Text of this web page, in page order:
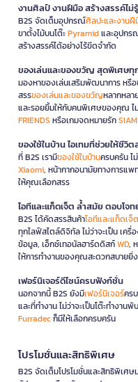
งานศิลป์ งานฝีมือ สร้างสรรค์ไม่
B2S จัดเต็มอุปกรณ์ศิลปะและงานฝี
ขาตั้งไม้บนโต๊ะPyramidและอุปกร
สร้างสรรค์ได้อย่างไร้ขีดจำกัด
ของเล่นและของขวัญ สุดพิเศษทุ
มองหาของเล่นเสริมพัฒนาการ หรื
สรรของเล่นและของขวัญหลากหลา
และรอยยิ้มให้กับคนพิเศษของคุณ ไ
FRIENDS หรือเกมจดหมายรัก
ของใช้ในบ้าน ไอเทมที่ช่วยให้ชีวิ
ที่ B2S เรามีของใช้ในบ้านครบครัน ไ
Xiaomi, หน้ากากอนามัยทางการแพ
ให้คุณเลือกสรร
ไอทีและแก็ดเจ็ต ล้ำสมัย ตอบโจ
B2S ได้คัดสรรสินค้าไอทีและแก็ดเจ็ต
ทุกไลฟ์สไตล์ดิจิทัล ไม่ว่าจะเป็น เครื่
ข้อมูล, เอ็กซ์เทอนัลฮาร์ดดิสก์WD,
ให้การทำงานของคุณสะดวกสบายยิ่
เฟอร์นิเจอร์ดีไซน์ครบฟังก์ชั่น
นอกจากนี้ B2S ยังมีเฟอร์นิเจอร์คร
และที่ทำงาน ไม่ว่าจะเป็นโต๊ะทำงาน
Furradecก็มีให้เลือกครบครัน
โปรโมชั่นและสิทธิพิเศษ
B2S จัดเต็มโปรโมชั่นและสิทธิพิเศ